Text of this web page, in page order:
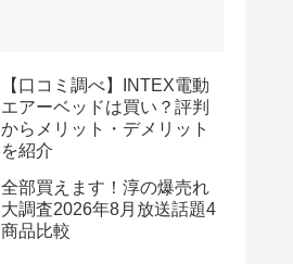
【口コミ調べ】INTEX電動
エアーベッドは買い？評判
からメリット・デメリット
を紹介
全部買えます！淳の爆売れ
大調査2026年8月放送話題4
商品比較